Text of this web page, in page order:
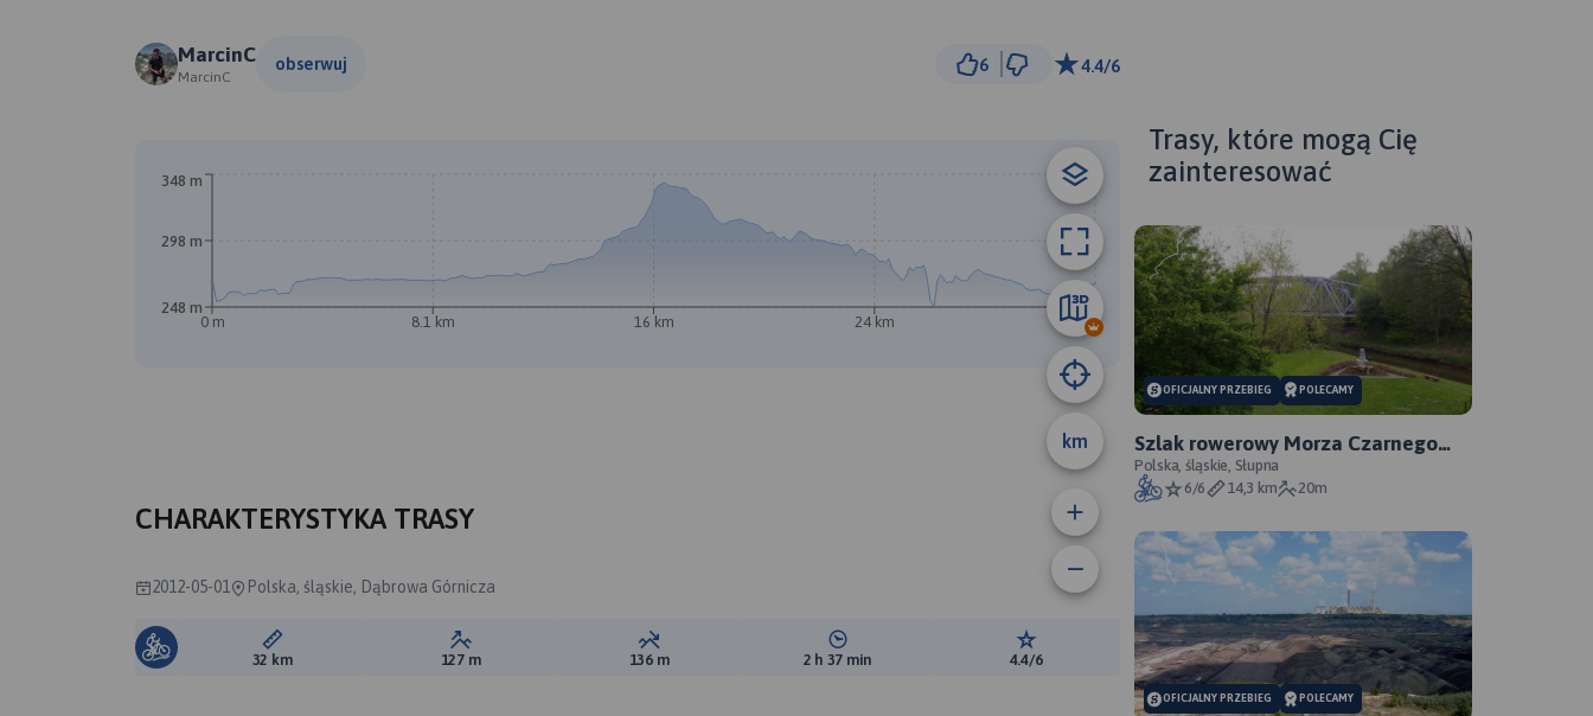
MarcinC
MarcinC
obserwuj 6 4.4/6
km
0 m 8.1 km 16 km 24 km 32 km
248 m
298 m
348 m
CHARAKTERYSTYKA TRASY
2012-05-01 Polska, śląskie, Dąbrowa Górnicza
Długość trasy:
32 km Suma przewyższeń:
127 m Suma spadków:
136 m Średni czas potrzebny na pokonanie trasy:
2 h 37 min Ocena trasy:
4.4/6
Trasy, które mogą Cię
zainteresować
OFICJALNY PRZEBIEG POLECAMY
Szlak rowerowy Morza Czarnego
Sosnowiec - oficjalny przebieg
Polska, śląskie, Słupna
6/6
14,3 km 20m
OFICJALNY PRZEBIEG POLECAMY